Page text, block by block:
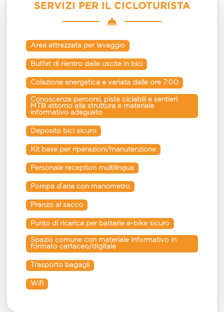
SERVIZI PER IL CICLOTURISTA
Area attrezzata per lavaggio
Buffet di rientro dalle uscite in bici
Colazione energetica e variata dalle ore 7:00
Conoscenza percorsi, piste ciclabili e sentieri
MTB attorno alla struttura e materiale
informativo adeguato
Deposito bici sicuro
Kit base per riparazioni/manutenzione
Personale reception multilingua
Pompa d’aria con manometro
Pranzo al sacco
Punto di ricarica per batterie e-bike sicuro
Spazio comune con materiale informativo in
formato cartaceo/digitale
Trasporto bagagli
Wifi